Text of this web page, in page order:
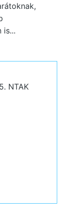
is...
NTAK